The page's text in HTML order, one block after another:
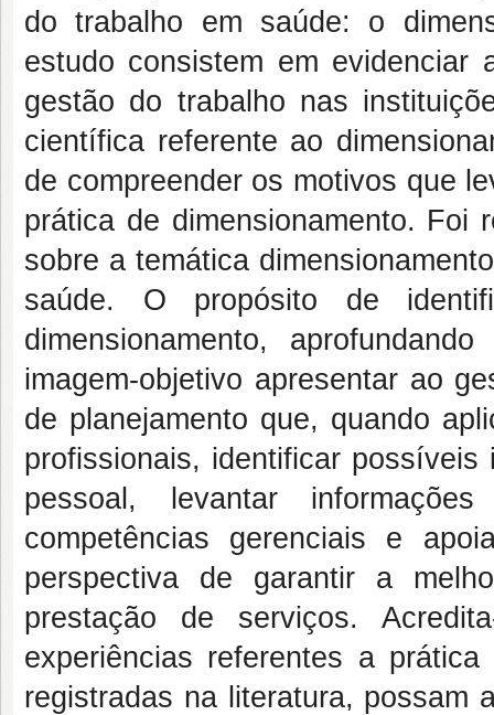
do trabalho em saúde: o
estudo consistem em evidenciar
gestão do trabalho nas
científica referente ao
de compreender os motivos que
prática de dimensionamento. Foi
sobre a temática
saúde. O propósito de
dimensionamento,
imagem-objetivo apresentar ao
de planejamento que, quando
profissionais, identificar
pessoal, levantar
competências gerenciais e
perspectiva de garantir a
prestação de serviços.
experiências referentes a
registradas na literatura, possam